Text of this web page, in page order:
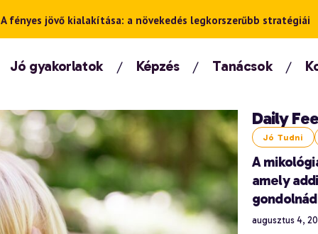
A fényes jövő kialakítása: a növekedés legkorszerűbb stratégiái
Jó gyakorlatok Képzés Tanácsok
Daily
Jó Tudni
A
amely
gondolnád
augusztus 4,